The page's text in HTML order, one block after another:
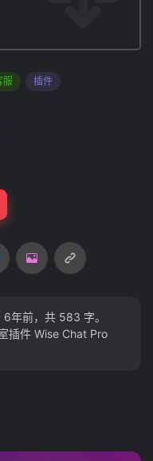
服 插件
6年前，共 583 字。
插件 Wise Chat Pro